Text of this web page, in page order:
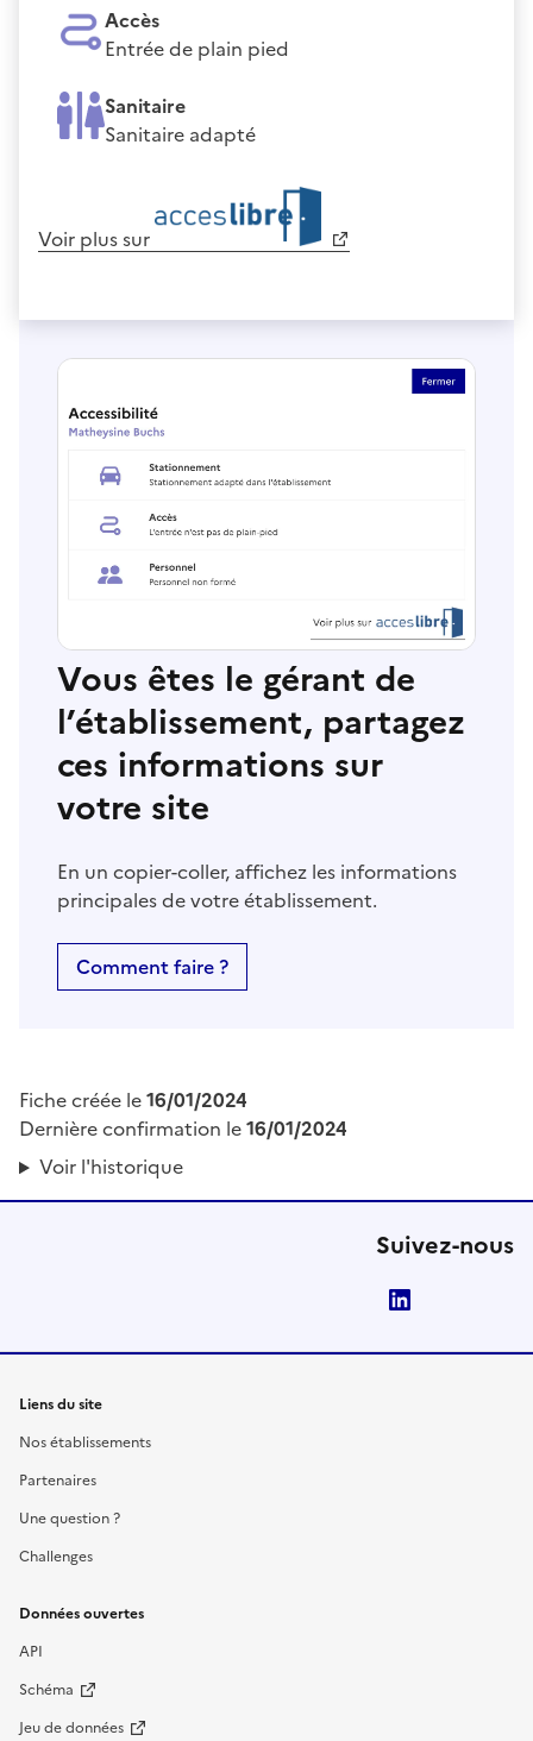
Accès
Entrée de plain pied
Sanitaire
Sanitaire adapté
Voir plus sur
Vous êtes le gérant de
l’établissement, partagez
ces informations sur
votre site
En un copier-coller, affichez les informations
principales de votre établissement.
Comment faire ?
Fiche créée le16/01/2024
Dernière confirmation le16/01/2024
Voir l'historique
Suivez-nous
Liens du site
Nos établissements
Partenaires
Une question ?
Challenges
Données ouvertes
API
Schéma
Jeu de données